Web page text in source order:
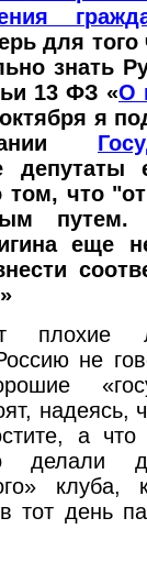
для того
знать
13 ФЗ «О
я
что
путем.
еще
плохие
не
надеясь,
а
делали
клуба,
тот день